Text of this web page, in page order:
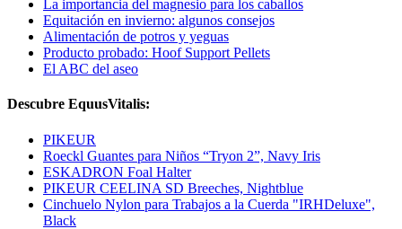
La importancia del magnesio para los caballos
Equitación en invierno: algunos consejos
Alimentación de potros y yeguas
Producto probado: Hoof Support Pellets
El ABC del aseo
Descubre EquusVitalis:
PIKEUR
Roeckl Guantes para Niños “Tryon 2”, Navy Iris
ESKADRON Foal Halter
PIKEUR CEELINA SD Breeches, Nightblue
Cinchuelo Nylon para Trabajos a la Cuerda "IRHDeluxe",
Black